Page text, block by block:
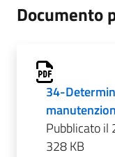
Documento
34-
Pubblicato
328 KB